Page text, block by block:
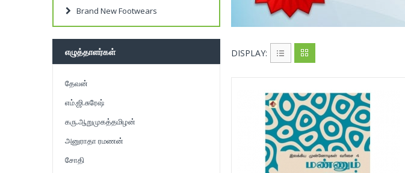
Brand New Footwears
எழுத்தாளர்கள்
தேவன்
எம்.ஜி.சுரேஷ்
கரு.ஆறுமுகத்தமிழன்
அனுராதா ரமணன்
சோதி
DISPLAY: